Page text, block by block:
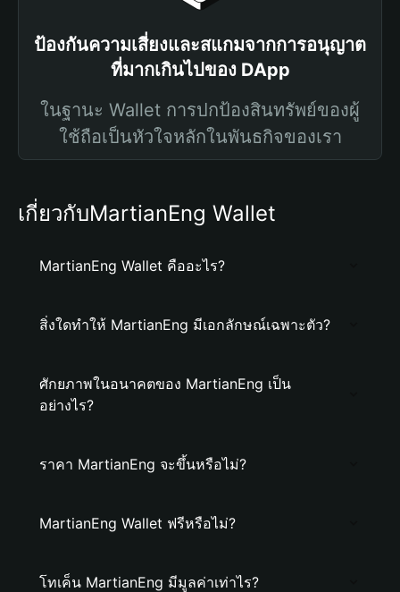
ป้องกันความเสี่ยงและสแกมจากการอนุญาต
ที่มากเกินไปของ DApp
ในฐานะ Wallet การปกป้องสินทรัพย์ของผู้
ใช้ถือเป็นหัวใจหลักในพันธกิจของเรา
เกี่ยวกับMartianEng Wallet
MartianEng Wallet คืออะไร?
สิ่งใดทำให้ MartianEng มีเอกลักษณ์เฉพาะตัว?
ศักยภาพในอนาคตของ MartianEng เป็น
อย่างไร?
ราคา MartianEng จะขึ้นหรือไม่?
MartianEng Wallet ฟรีหรือไม่?
โทเค็น MartianEng มีมูลค่าเท่าไร?